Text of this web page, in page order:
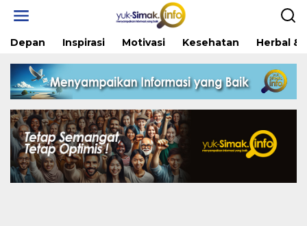
Depan Inspirasi Motivasi Kesehatan Herbal &